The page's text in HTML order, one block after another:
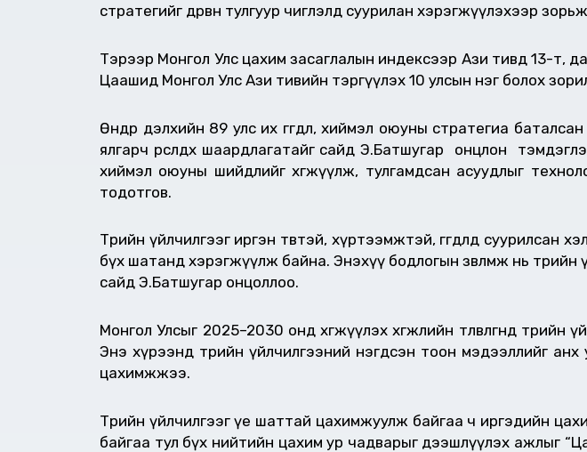
стратегийг дөрвөн тулгуур чиглэлд суурилан хэрэгжүүлэхээр
Тэрээр Монгол Улс цахим засаглалын индексээр Ази тивд 13-т,
Цаашид Монгол Улс Ази тивийн тэргүүлэх 10 улсын нэг болох
Өнөөдөр дэлхийн 89 улс их өгөгдөл, хиймэл оюуны стратегиа
ялгарч өрсөлдөх шаардлагатайг сайд Э.Батшугар онцлон
хиймэл оюуны шийдлийг хөгжүүлж, тулгамдсан асуудлыг
тодотгов.
Төрийн үйлчилгээг иргэн төвтэй, хүртээмжтэй, өгөгдөлд
бүх шатанд хэрэгжүүлж байна. Энэхүү бодлогын зөвлөмж нь төрийн
сайд Э.Батшугар онцоллоо.
Монгол Улсыг 2025–2030 онд хөгжүүлэх хөгжлийн төлөвлөгөөнд
Энэ хүрээнд төрийн үйлчилгээний нэгдсэн тоон мэдээллийг анх
цахимжжээ.
Төрийн үйлчилгээг үе шаттай цахимжуулж байгаа ч иргэдийн
байгаа тул бүх нийтийн цахим ур чадварыг дээшлүүлэх ажлыг